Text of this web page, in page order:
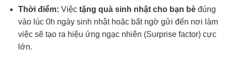
Thời điểm: Việc tặng quà sinh nhật cho bạn bèđúng
vào lúc 0h ngày sinh nhật hoặc bất ngờ gửi đến nơi làm
việc sẽ tạo ra hiệu ứng ngạc nhiên (Surprise factor) cực
lớn.